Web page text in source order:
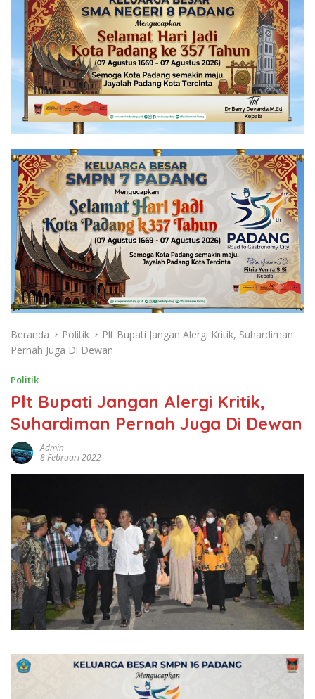
Beranda Politik
Plt Bupati Jangan Alergi Kritik, Suhardiman
Pernah Juga Di Dewan
Politik
Plt Bupati Jangan Alergi Kritik,
Suhardiman Pernah Juga Di Dewan
Admin
8 Februari 2022